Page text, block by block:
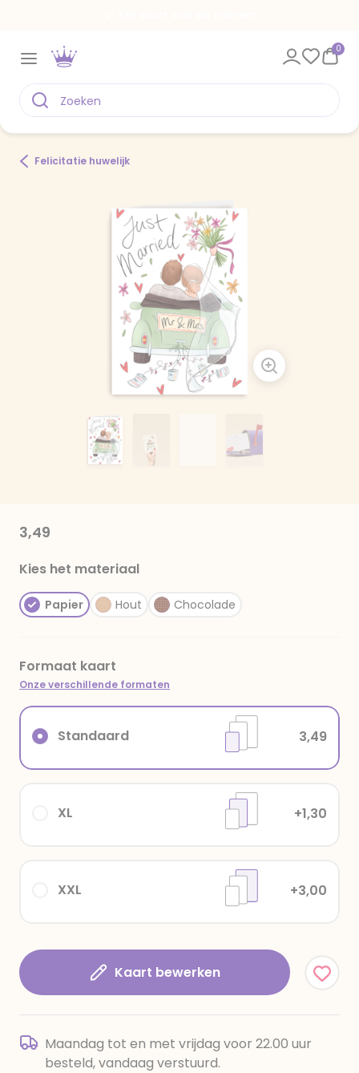
0
Felicitatie huwelijk
3,49
Kies het materiaal
Papier Hout Chocolade
Formaat kaart
Onze verschillende formaten
XXL +3,00
XL +1,30
Standaard 3,49
Kaart bewerken
Maandag tot en met vrijdag voor 22.00 uur
besteld, vandaag verstuurd.